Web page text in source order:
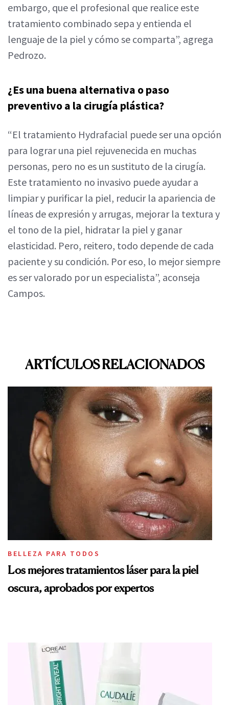
embargo, que el profesional que realice este
tratamiento combinado sepa y entienda el
lenguaje de la piel y cómo se comparta”, agrega
Pedrozo.
¿Es una buena alternativa o paso
preventivo a la cirugía plástica?
“El tratamiento Hydrafacial puede ser una opción
para lograr una piel rejuvenecida en muchas
personas, pero no es un sustituto de la cirugía.
Este tratamiento no invasivo puede ayudar a
limpiar y purificar la piel, reducir la apariencia de
líneas de expresión y arrugas, mejorar la textura y
el tono de la piel, hidratar la piel y ganar
elasticidad. Pero, reitero, todo depende de cada
paciente y su condición. Por eso, lo mejor siempre
es ser valorado por un especialista”, aconseja
Campos.
ARTÍCULOS RELACIONADOS
BELLEZA PARA TODOS
Los mejores tratamientos láser para la piel
oscura, aprobados por expertos